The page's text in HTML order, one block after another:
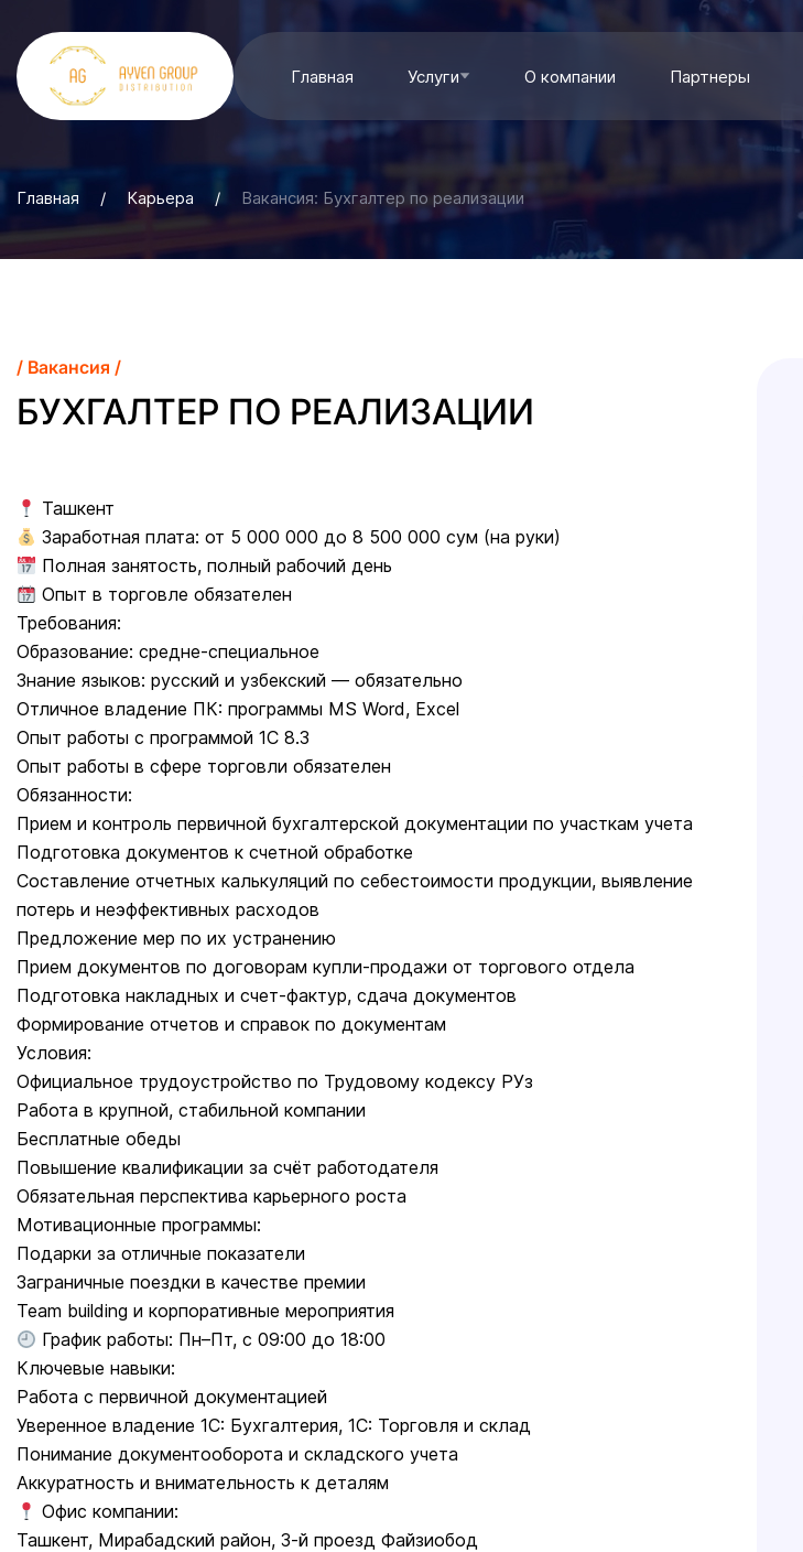
Главная Услуги О компании Партнеры
Главная / Карьера / Вакансия: Бухгалтер по реализации
/ Вакансия /
БУХГАЛТЕР ПО РЕАЛИЗАЦИИ
Ташкент
Заработная плата: от 5 000 000 до 8 500 000 сум (на руки)
Полная занятость, полный рабочий день
Опыт в торговле обязателен
Требования:
Образование: средне-специальное
Знание языков: русский и узбекский — обязательно
Отличное владение ПК: программы MS Word, Excel
Опыт работы с программой 1С 8.3
Опыт работы в сфере торговли обязателен
Обязанности:
Прием и контроль первичной бухгалтерской документации по участкам учета
Подготовка документов к счетной обработке
Составление отчетных калькуляций по себестоимости продукции, выявление
потерь и неэффективных расходов
Предложение мер по их устранению
Прием документов по договорам купли-продажи от торгового отдела
Подготовка накладных и счет-фактур, сдача документов
Формирование отчетов и справок по документам
Условия:
Официальное трудоустройство по Трудовому кодексу РУз
Работа в крупной, стабильной компании
Бесплатные обеды
Повышение квалификации за счёт работодателя
Обязательная перспектива карьерного роста
Мотивационные программы:
Подарки за отличные показатели
Заграничные поездки в качестве премии
Team building и корпоративные мероприятия
График работы: Пн–Пт, с 09:00 до 18:00
Ключевые навыки:
Работа с первичной документацией
Уверенное владение 1С: Бухгалтерия, 1С: Торговля и склад
Понимание документооборота и складского учета
Аккуратность и внимательность к деталям
Офис компании:
Ташкент, Мирабадский район, 3-й проезд Файзиобод